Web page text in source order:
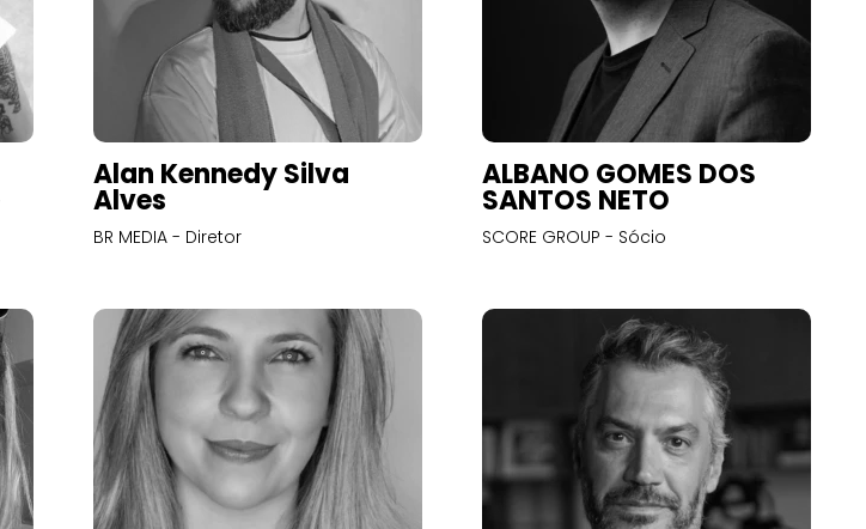
Alan Kennedy Silva
Alves
BR MEDIA - Diretor
ALBANO GOMES DOS
SANTOS NETO
SCORE GROUP - Sócio